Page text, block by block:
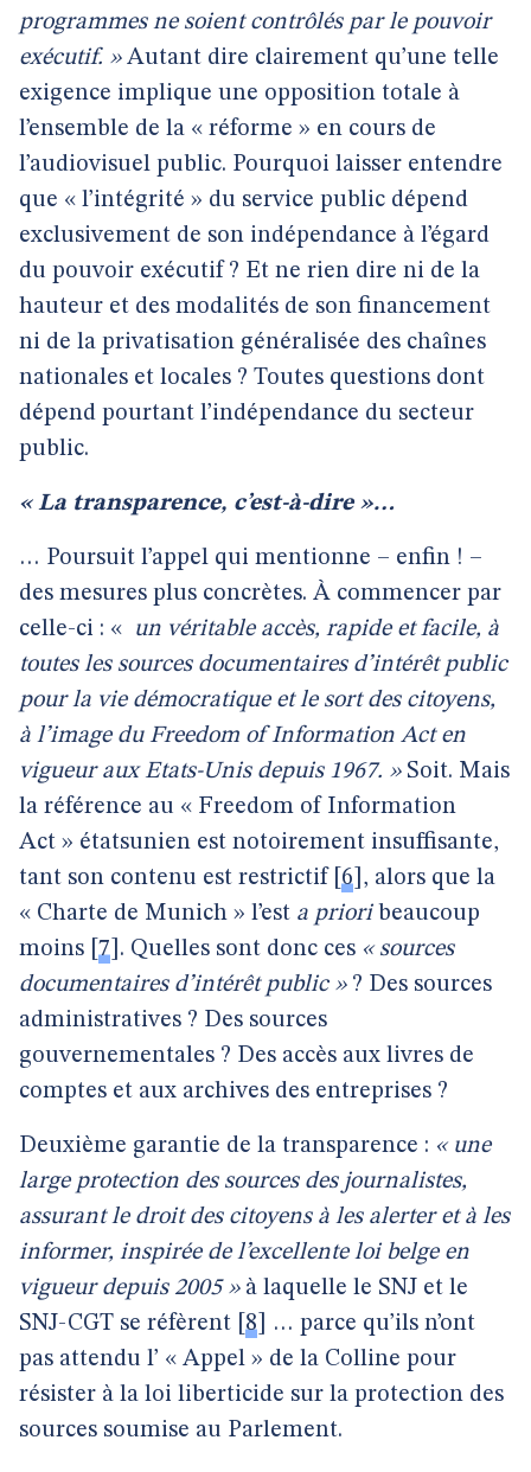
programmes ne soient contrôlés par le pouvoir
exécutif. »Autant dire clairement qu’une telle
exigence implique une opposition totale à
l’ensemble de la « réforme » en cours de
l’audiovisuel public. Pourquoi laisser entendre
que « l’intégrité » du service public dépend
exclusivement de son indépendance à l’égard
du pouvoir exécutif ? Et ne rien dire ni de la
hauteur et des modalités de son financement
ni de la privatisation généralisée des chaînes
nationales et locales ? Toutes questions dont
dépend pourtant l’indépendance du secteur
public.
« La transparence, c’est-à-dire »…
… Poursuit l’appel qui mentionne – enfin ! –
des mesures plus concrètes. À commencer par
celle-ci : « un véritable accès, rapide et facile, à
toutes les sources documentaires d’intérêt public
pour la vie démocratique et le sort des citoyens,
à l’image du Freedom of Information Act en
vigueur aux Etats-Unis depuis 1967. »Soit. Mais
la référence au « Freedom of Information
Act » étatsunien est notoirement insuffisante,
tant son contenu est restrictif[ 6 , alors que la
« Charte de Munich » l’est a prioribeaucoup
moins 7 . Quelles sont donc ces « sources
documentaires d’intérêt public »? Des sources
administratives ? Des sources
gouvernementales ? Des accès aux livres de
comptes et aux archives des entreprises ?
Deuxième garantie de la transparence : « une
large protection des sources des journalistes,
assurant le droit des citoyens à les alerter et à les
informer, inspirée de l’excellente loi belge en
vigueur depuis 2005 »à laquelle le SNJ et le
SNJ-CGT se réfèrent 8
… parce qu’ils n’ont
pas attendu l’ « Appel » de la Colline pour
résister à la loi liberticide sur la protection des
sources soumise au Parlement.